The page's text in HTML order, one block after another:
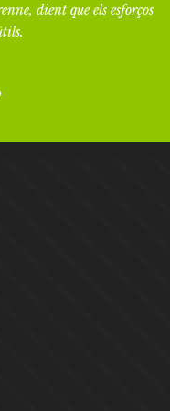
dient que els esforços